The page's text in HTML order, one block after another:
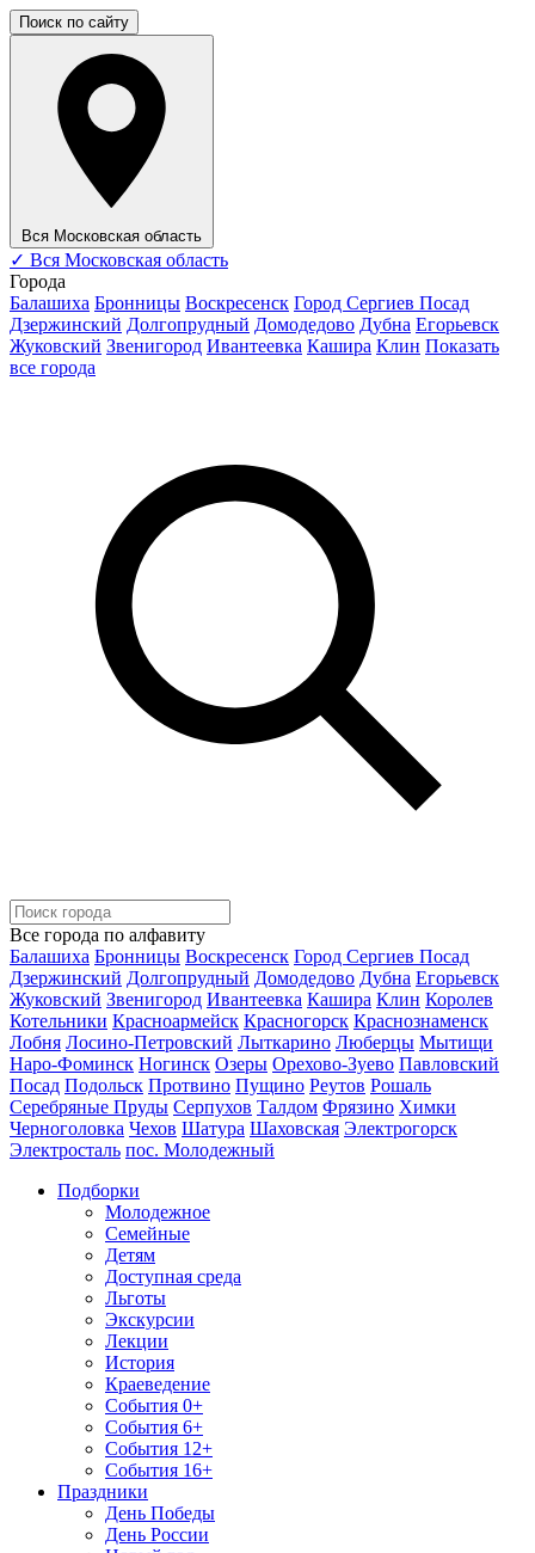
Поиск по сайту
Вся Московская область
✓ Вся Московская область
Города
Балашиха Бронницы Воскресенск Город Сергиев Посад
Дзержинский Долгопрудный Домодедово Дубна Егорьевск
Жуковский Звенигород Ивантеевка Кашира Клин Показать
все города
Все города по алфавиту
Балашиха Бронницы Воскресенск Город Сергиев Посад
Дзержинский Долгопрудный Домодедово Дубна Егорьевск
Жуковский Звенигород Ивантеевка Кашира Клин Королев
Котельники Красноармейск Красногорск Краснознаменск
Лобня Лосино-Петровский Лыткарино Люберцы Мытищи
Наро-Фоминск Ногинск Озеры Орехово-Зуево Павловский
Посад Подольск Протвино Пущино Реутов Рошаль
Серебряные Пруды Серпухов Талдом Фрязино Химки
Черноголовка Чехов Шатура Шаховская Электрогорск
Электросталь пос. Молодежный
Подборки
Молодежное
Семейные
Детям
Доступная среда
Льготы
Экскурсии
Лекции
История
Краеведение
События 0+
События 6+
События 12+
События 16+
Праздники
День Победы
День России